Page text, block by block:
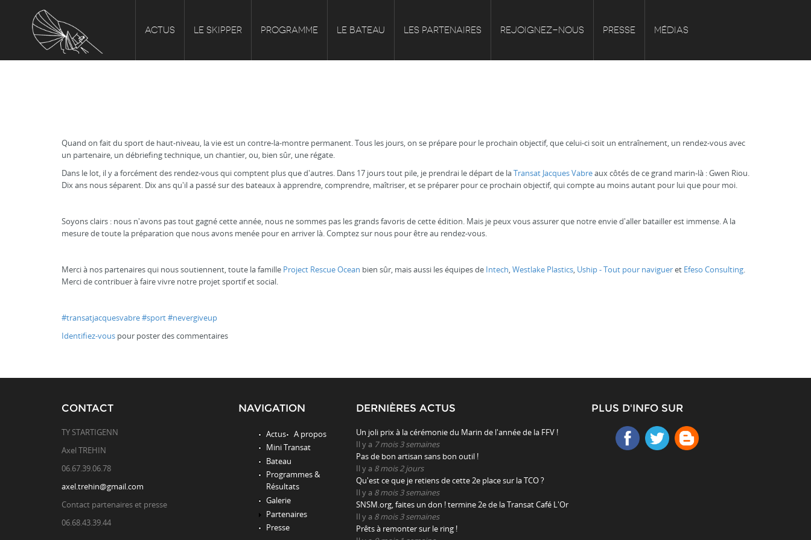
ACTUS LE SKIPPER PROGRAMME LE BATEAU LES PARTENAIRES REJOIGNEZ-NOUS PRESSE MÉDIAS
Quand on fait du sport de haut-niveau, la vie est un contre-la-montre permanent. Tous les jours, on se prépare pour le prochain objectif, que celui-ci soit un entraînement, un rendez-vous avec
un partenaire, un débriefing technique, un chantier, ou, bien sûr, une régate.
Dans le lot, il y a forcément des rendez-vous qui comptent plus que d'autres. Dans 17 jours tout pile, je prendrai le départ de laTransat Jacques Vabreaux côtés de ce grand marin-là : Gwen Riou.
Dix ans nous séparent. Dix ans qu'il a passé sur des bateaux à apprendre, comprendre, maîtriser, et se préparer pour ce prochain objectif, qui compte au moins autant pour lui que pour moi.
Soyons clairs : nous n'avons pas tout gagné cette année, nous ne sommes pas les grands favoris de cette édition. Mais je peux vous assurer que notre envie d'aller batailler est immense. A la
mesure de toute la préparation que nous avons menée pour en arriver là. Comptez sur nous pour être au rendez-vous.
Merci à nos partenaires qui nous soutiennent, toute la famille Project Rescue Ocean bien sûr, mais aussi les équipes de Intech,Westlake Plastics, Uship - Tout pour navigueret Efeso Consulting.
Merci de contribuer à faire vivre notre projet sportif et social.
#transatjacquesvabre#sport#nevergiveup
Identifiez-vous pour poster des commentaires
CONTACT
TY STARTIGENN
Axel TREHIN
06.67.39.06.78
axel.trehin@gmail.com
Contact partenaires et presse
06.68.43.39.44
NAVIGATION
Actus
A propos
Mini Transat
Bateau
Programmes &
Résultats
Galerie
Partenaires
Presse
DERNIÈRES ACTUS
Un joli prix à la cérémonie du Marin de l'année de la FFV !
Il y a 7 mois 3 semaines
Pas de bon artisan sans bon outil !
Il y a 8 mois 2 jours
Qu'est ce que je retiens de cette 2e place sur la TCO ?
Il y a 8 mois 3 semaines
SNSM.org, faites un don ! termine 2e de la Transat Café L'Or
Il y a 8 mois 3 semaines
Prêts à remonter sur le ring !
PLUS D'INFO SUR